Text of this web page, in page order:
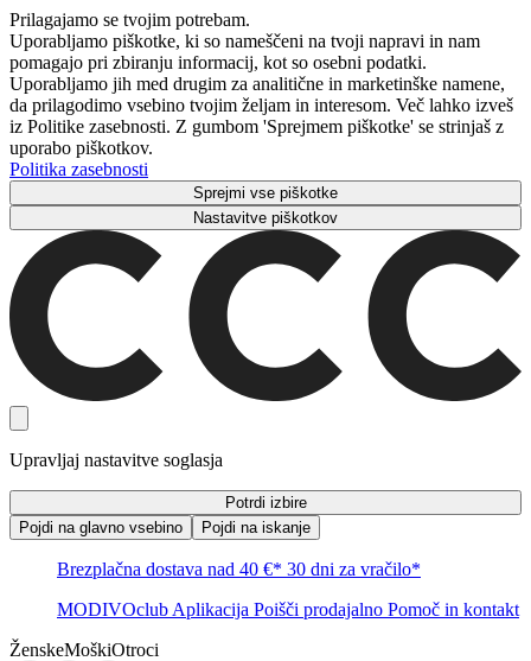
Prilagajamo se tvojim potrebam.
Uporabljamo piškotke, ki so nameščeni na tvoji napravi in ​​nam
pomagajo pri zbiranju informacij, kot so osebni podatki.
Uporabljamo jih med drugim za analitične in marketinške namene,
da prilagodimo vsebino tvojim željam in interesom. Več lahko izveš
iz Politike zasebnosti. Z gumbom 'Sprejmem piškotke' se strinjaš z
uporabo piškotkov.
Politika zasebnosti
Sprejmi vse piškotke
Nastavitve piškotkov
Upravljaj nastavitve soglasja
Potrdi izbire
Pojdi na glavno vsebino
Pojdi na iskanje
Brezplačna dostava nad 40 €* 30 dni za vračilo*
MODIVOclub Aplikacija Poišči prodajalno Pomoč in kontakt
ŽenskeMoškiOtroci